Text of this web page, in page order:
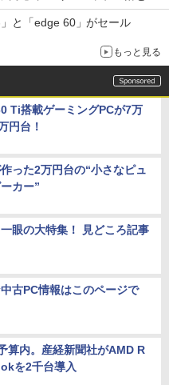
と「edge 60」がセール
もっと見る
Ti搭載ゲーミングPCが7万
円台！
った2万円台の“小さなピュ
カー”
眼の大特集！ 見どころ記事
古PC情報はこのページで
算内。産経新聞社がAMD R
を2千台導入